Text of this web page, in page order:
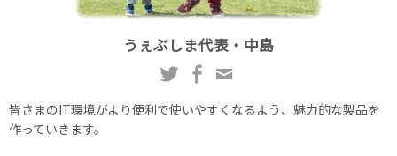
うぇぶしま代表・中島
皆さまのIT環境がより便利で使いやすくなるよう、魅力的な製品を
作っていきます。